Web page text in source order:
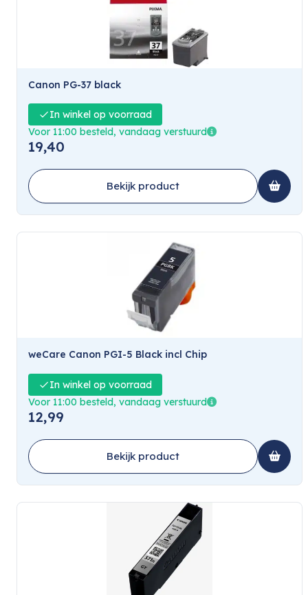
Canon PG-37 black
In winkel op voorraad
Voor 11:00 besteld, vandaag verstuurd
19,40
Bekijk product
weCare Canon PGI-5 Black incl Chip
In winkel op voorraad
Voor 11:00 besteld, vandaag verstuurd
12,99
Bekijk product